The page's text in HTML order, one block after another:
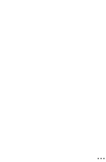
...